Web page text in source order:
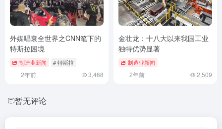
外媒唱衰全世界之CNN笔下的
特斯拉困境
制造业新闻 # 特斯拉
2年前 3,468
金壮龙：十八大以来我国工业
独特优势显著
制造业新闻
2年前 2,509
暂无评论